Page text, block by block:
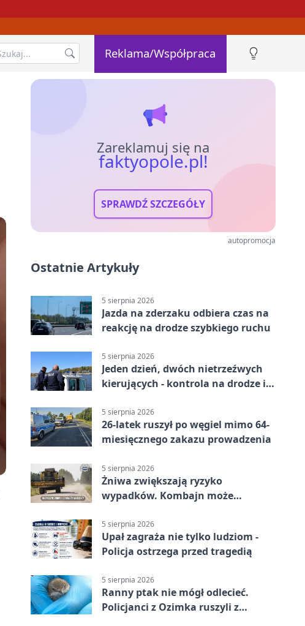
Reklama/Współpraca
Zareklamuj się na
faktyopole.pl!
SPRAWDŹ SZCZEGÓŁY
autopromocja
Ostatnie Artykuły
5 sierpnia 2026
Jazda na zderzaku odbiera czas na
reakcję na drodze szybkiego ruchu
5 sierpnia 2026
Jeden dzień, dwóch nietrzeźwych
kierujących - kontrola na drodze i
5 sierpnia 2026
26-latek ruszył po węgiel mimo 64-
miesięcznego zakazu prowadzenia
5 sierpnia 2026
Żniwa zwiększają ryzyko
wypadków. Kombajn może
5 sierpnia 2026
Upał zagraża nie tylko ludziom -
Policja ostrzega przed tragedią
5 sierpnia 2026
Ranny ptak nie mógł odlecieć.
Policjanci z Ozimka ruszyli z